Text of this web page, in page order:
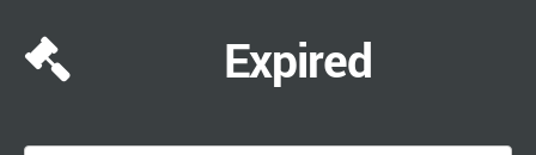
Expired